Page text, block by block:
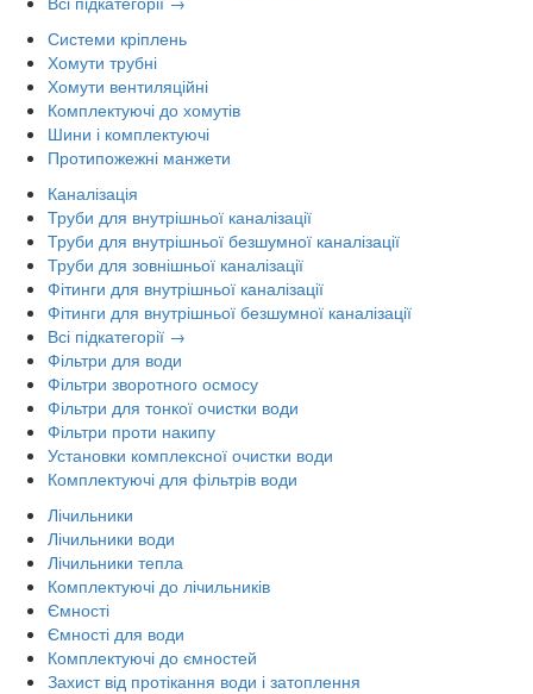
Системи кріплень
Хомути трубні
Хомути вентиляційні
Комплектуючі до хомутів
Шини і комплектуючі
Протипожежні манжети
Каналізація
Труби для внутрішньої каналізації
Труби для внутрішньої безшумної каналізації
Труби для зовнішньої каналізації
Фітинги для внутрішньої каналізації
Фітинги для внутрішньої безшумної каналізації
Всі підкатегорії →
Фільтри для води
Фільтри зворотного осмосу
Фільтри для тонкої очистки води
Фільтри проти накипу
Установки комплексної очистки води
Комплектуючі для фільтрів води
Лічильники
Лічильники води
Лічильники тепла
Комплектуючі до лічильників
Ємності
Ємності для води
Комплектуючі до ємностей
Захист від протікання води і затоплення